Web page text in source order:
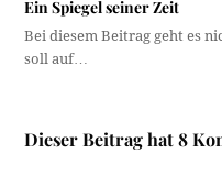
Ein Spiegel seiner Zeit
Bei diesem Beitrag geht es
soll auf…
Dieser Beitrag hat 8